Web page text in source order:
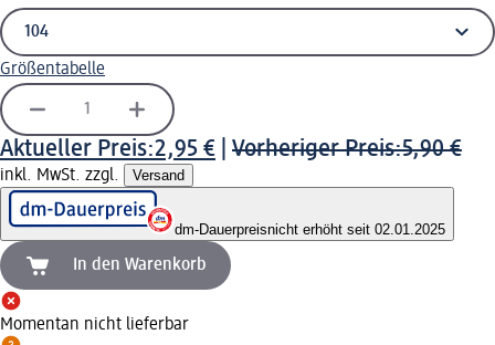
Größentabelle
Aktueller Preis:2,95 € Vorheriger Preis:5,90 €
inkl. MwSt. zzgl. Versand
dm-Dauerpreisnicht erhöht seit 02.01.2025
In den Warenkorb
Momentan nicht lieferbar